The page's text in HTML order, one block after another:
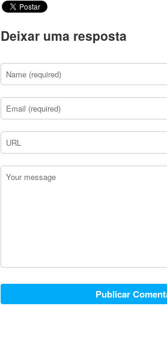
Deixar uma resposta